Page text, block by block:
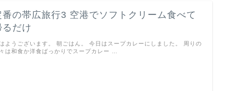
番の帯広旅行3 空港でソフトクリーム食べて
るだけ
ようございます。 朝ごはん。 今日はスープカレーにしました。 周りの
は和食か洋食ばっかりでスープカレー …